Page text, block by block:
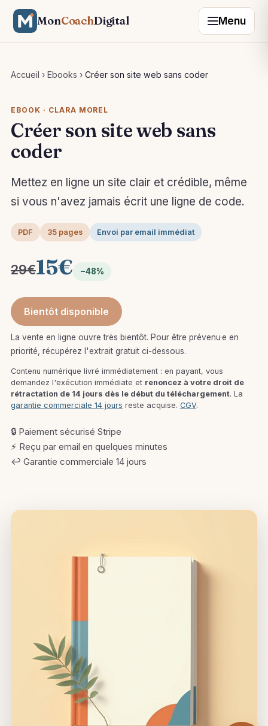
MonCoachDigital Menu
Accueil › Ebooks › Créer son site web sans coder
EBOOK · CLARA MOREL
Créer son site web sans
coder
Mettez en ligne un site clair et crédible, même
si vous n'avez jamais écrit une ligne de code.
PDF 35 pages Envoi par email immédiat
29€15€ −48%
Bientôt disponible
La vente en ligne ouvre très bientôt. Pour être prévenu·e en
priorité, récupérez l'extrait gratuit ci-dessous.
Contenu numérique livré immédiatement : en payant, vous
demandez l'exécution immédiate et renoncez à votre droit de
rétractation de 14 jours dès le début du téléchargement. La
garantie commerciale 14 jours reste acquise. CGV.
🔒Paiement sécurisé Stripe
⚡ Reçu par email en quelques minutes
↩️ Garantie commerciale 14 jours